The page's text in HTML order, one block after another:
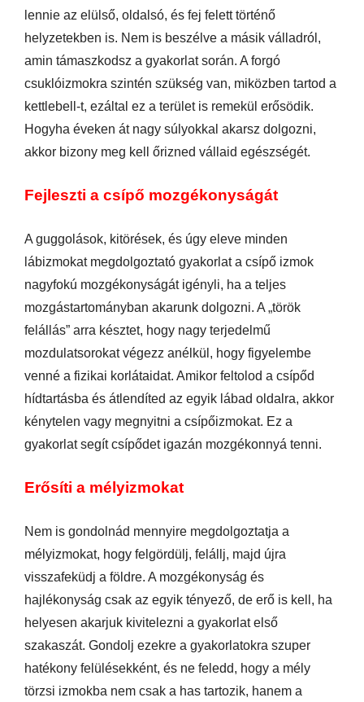
lennie az elülső, oldalsó, és fej felett történő
helyzetekben is. Nem is beszélve a másik válladról,
amin támaszkodsz a gyakorlat során. A forgó
csuklóizmokra szintén szükség van, miközben tartod a
kettlebell-t, ezáltal ez a terület is remekül erősödik.
Hogyha éveken át nagy súlyokkal akarsz dolgozni,
akkor bizony meg kell őrizned vállaid egészségét.
Fejleszti a csípő mozgékonyságát
A guggolások, kitörések, és úgy eleve minden
lábizmokat megdolgoztató gyakorlat a csípő izmok
nagyfokú mozgékonyságát igényli, ha a teljes
mozgástartományban akarunk dolgozni. A „török
felállás” arra késztet, hogy nagy terjedelmű
mozdulatsorokat végezz anélkül, hogy figyelembe
venné a fizikai korlátaidat. Amikor feltolod a csípőd
hídtartásba és átlendíted az egyik lábad oldalra, akkor
kénytelen vagy megnyitni a csípőizmokat. Ez a
gyakorlat segít csípődet igazán mozgékonnyá tenni.
Erősíti a mélyizmokat
Nem is gondolnád mennyire megdolgoztatja a
mélyizmokat, hogy felgördülj, felállj, majd újra
visszafeküdj a földre. A mozgékonyság és
hajlékonyság csak az egyik tényező, de erő is kell, ha
helyesen akarjuk kivitelezni a gyakorlat első
szakaszát. Gondolj ezekre a gyakorlatokra szuper
hatékony felülésekként, és ne feledd, hogy a mély
törzsi izmokba nem csak a has tartozik, hanem a